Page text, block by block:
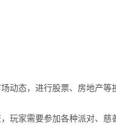
动态，进行股票、房地产
玩家需要参加各种派对、